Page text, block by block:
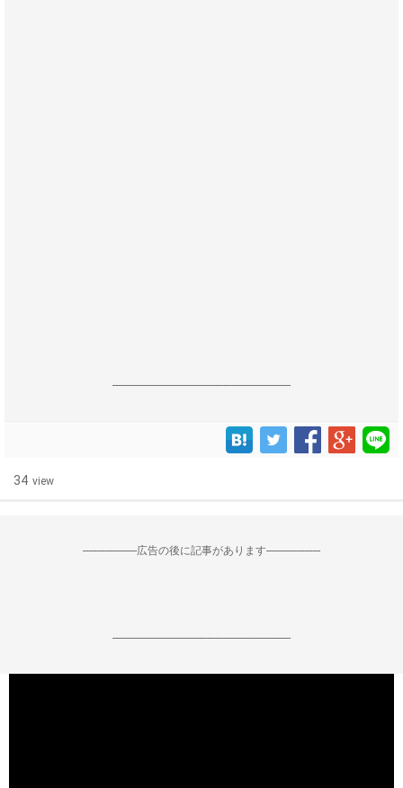
------------------------------------------------------------------
34 view
--------------------広告の後に記事があります--------------------
------------------------------------------------------------------